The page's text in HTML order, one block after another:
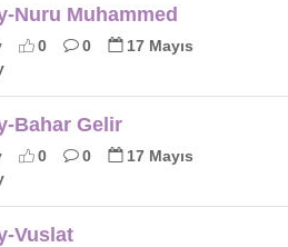
Nuru Muhammed
0 0
17 Mayıs
Bahar Gelir
0 0
17 Mayıs
Vuslat